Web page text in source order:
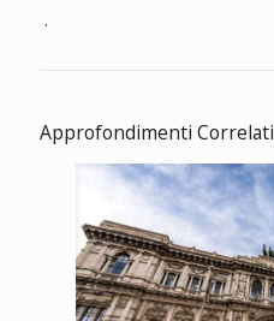
.
Approfondimenti Correlati